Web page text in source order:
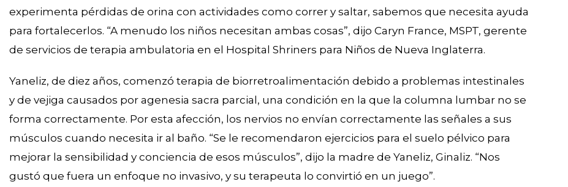
experimenta pérdidas de orina con actividades como correr y saltar, sabemos que necesita ayuda
para fortalecerlos. “A menudo los niños necesitan ambas cosas”, dijo Caryn France, MSPT, gerente
de servicios de terapia ambulatoria en el Hospital Shriners para Niños de Nueva Inglaterra.
Yaneliz, de diez años, comenzó terapia de biorretroalimentación debido a problemas intestinales
y de vejiga causados por agenesia sacra parcial, una condición en la que la columna lumbar no se
forma correctamente. Por esta afección, los nervios no envían correctamente las señales a sus
músculos cuando necesita ir al baño. “Se le recomendaron ejercicios para el suelo pélvico para
mejorar la sensibilidad y conciencia de esos músculos”, dijo la madre de Yaneliz, Ginaliz. “Nos
gustó que fuera un enfoque no invasivo, y su terapeuta lo convirtió en un juego”.